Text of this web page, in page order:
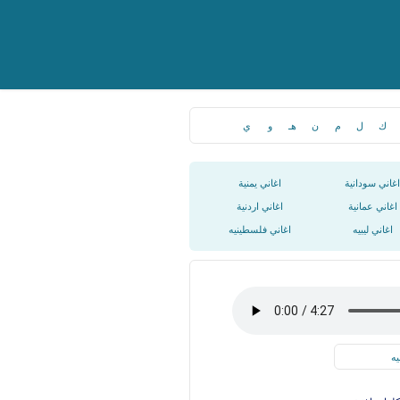
ك ل م ن هـ و ي
اغاني سودانية اغاني يمنية
اغاني عمانية اغاني اردنية
اغاني ليبيه اغاني فلسطينيه